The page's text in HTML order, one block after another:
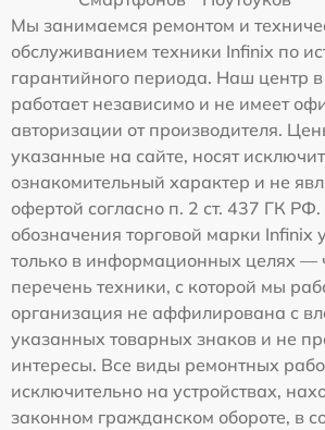
Мы занимаемся ремонтом и
обслуживанием техники Infinix по
гарантийного периода. Наш центр
работает независимо и не имеет
авторизации от производителя.
указанные на сайте, носят
ознакомительный характер и не
офертой согласно п. 2 ст. 437 ГК
обозначения торговой марки Infinix
только в информационных целях —
перечень техники, с которой мы
организация не аффилирована с
указанных товарных знаков и не
интересы. Все виды ремонтных
исключительно на устройствах,
законном гражданском обороте, в